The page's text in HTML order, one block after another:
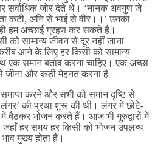
सर्वाधिक जोर देते थे। ‘नानक अवगुण जे
कटी, अनि से भाई से वीर।।’ उनका
हम अच्छाई ग्रहण कर सकते हैं।
सामान्य जीवन से दूर नहीं जाना
आने के लिए हर किसी को सामान्य
एक समान बर्ताव करना चाहिए। एक अच्छा
जीना और कड़ी मेहनत करना है।
करने और सभी को समान दृष्टि से
की प्रथा शुरू की थी। लंगर में छोटे-
बैठकर भोजन करते हैं। आज भी गुरुद्वारों में
हर समय हर किसी को भोजन उपलब्ध
मुख्य होता है।